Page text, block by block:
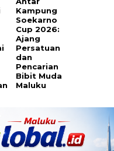
Kampung
Soekarno
Cup 2026:
Ajang
Persatuan
dan
Pencarian
Bibit Muda
Maluku